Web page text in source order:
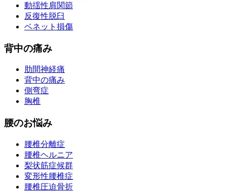
動揺性肩関節
反復性脱臼
ベネット損傷
背中の痛み
肋間神経痛
背中の痛み
側弯症
胸椎
腰のお悩み
腰椎分離症
腰椎ヘルニア
梨状筋症候群
変形性腰椎症
腰椎圧迫骨折